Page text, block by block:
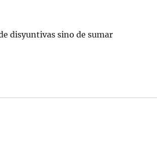
disyuntivas sino de sumar